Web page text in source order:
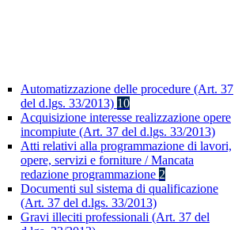
Automatizzazione delle procedure (Art. 37
del d.lgs. 33/2013) 10
Acquisizione interesse realizzazione opere
incompiute (Art. 37 del d.lgs. 33/2013)
Atti relativi alla programmazione di lavori,
opere, servizi e forniture / Mancata
redazione programmazione 2
Documenti sul sistema di qualificazione
(Art. 37 del d.lgs. 33/2013)
Gravi illeciti professionali (Art. 37 del